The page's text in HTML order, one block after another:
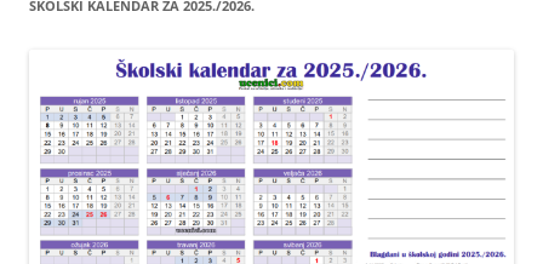
ŠKOLSKI KALENDAR ZA 2025./2026.